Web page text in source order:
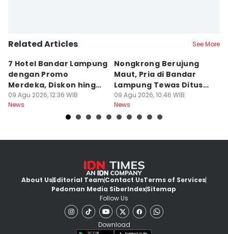
Related Articles See More
7 Hotel Bandar Lampung
dengan Promo
Merdeka, Diskon hingga
50 Persen
09 Agu 2026, 12:36 WIB
News
Nongkrong Berujung
Maut, Pria di Bandar
Lampung Tewas Ditusuk
Teman
09 Agu 2026, 10:46 WIB
News
About UsEditorial TeamContact UsTerms of Services
Pedoman Media SiberIndexSitemap
Follow Us
Download